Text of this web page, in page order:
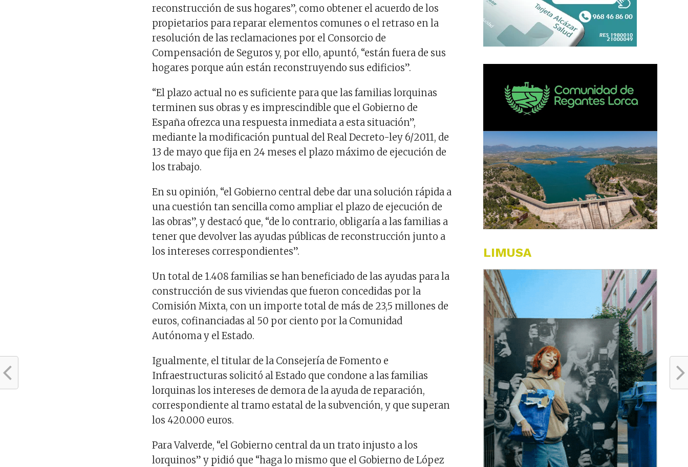
reconstrucción de sus hogares”, como obtener el acuerdo de los
propietarios para reparar elementos comunes o el retraso en la
resolución de las reclamaciones por el Consorcio de
Compensación de Seguros y, por ello, apuntó, “están fuera de sus
hogares porque aún están reconstruyendo sus edificios”.
“El plazo actual no es suficiente para que las familias lorquinas
terminen sus obras y es imprescindible que el Gobierno de
España ofrezca una respuesta inmediata a esta situación”,
mediante la modificación puntual del Real Decreto-ley 6/2011, de
13 de mayo que fija en 24 meses el plazo máximo de ejecución de
los trabajo.
En su opinión, “el Gobierno central debe dar una solución rápida a
una cuestión tan sencilla como ampliar el plazo de ejecución de
las obras”, y destacó que, “de lo contrario, obligaría a las familias a
tener que devolver las ayudas públicas de reconstrucción junto a
los intereses correspondientes”.
Un total de 1.408 familias se han beneficiado de las ayudas para la
construcción de sus viviendas que fueron concedidas por la
Comisión Mixta, con un importe total de más de 23,5 millones de
euros, cofinanciadas al 50 por ciento por la Comunidad
Autónoma y el Estado.
Igualmente, el titular de la Consejería de Fomento e
Infraestructuras solicitó al Estado que condone a las familias
lorquinas los intereses de demora de la ayuda de reparación,
correspondiente al tramo estatal de la subvención, y que superan
los 420.000 euros.
Para Valverde, “el Gobierno central da un trato injusto a los
lorquinos” y pidió que “haga lo mismo que el Gobierno de López
LIMUSA